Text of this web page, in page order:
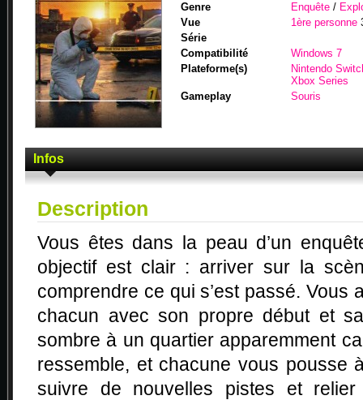
Genre
Enquête /
Vue
1ère personne
Série
Compatibilité
Windows 7
Plateforme(s)
Nintendo
Xbox Series
Gameplay
Souris
Infos
Description
Vous êtes dans la peau d’un
objectif est clair : arriver sur la
comprendre ce qui s’est passé. Vous
chacun avec son propre début et
sombre à un quartier apparemment
ressemble, et chacune vous pousse
suivre de nouvelles pistes et